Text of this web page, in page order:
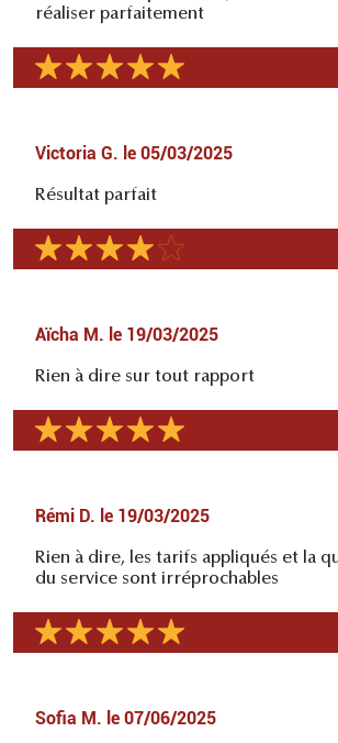
réaliser parfaitement
Victoria G. le 05/03/2025
Résultat parfait
Aïcha M. le 19/03/2025
Rien à dire sur tout rapport
Rémi D. le 19/03/2025
Rien à dire, les tarifs appliqués et la
du service sont irréprochables
Sofia M. le 07/06/2025